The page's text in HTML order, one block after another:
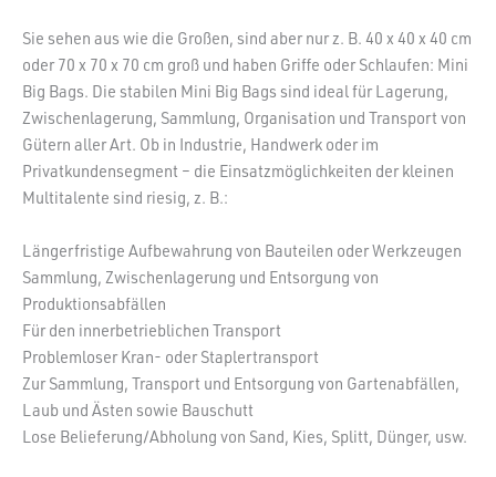
Sie sehen aus wie die Großen, sind aber nur z. B. 40 x 40 x 40 cm
oder 70 x 70 x 70 cm groß und haben Griffe oder Schlaufen: Mini
Big Bags. Die stabilen Mini Big Bags sind ideal für Lagerung,
Zwischenlagerung, Sammlung, Organisation und Transport von
Gütern aller Art. Ob in Industrie, Handwerk oder im
Privatkundensegment – die Einsatzmöglichkeiten der kleinen
Multitalente sind riesig, z. B.:
Längerfristige Aufbewahrung von Bauteilen oder Werkzeugen
Sammlung, Zwischenlagerung und Entsorgung von
Produktionsabfällen
Für den innerbetrieblichen Transport
Problemloser Kran- oder Staplertransport
Zur Sammlung, Transport und Entsorgung von Gartenabfällen,
Laub und Ästen sowie Bauschutt
Lose Belieferung/Abholung von Sand, Kies, Splitt, Dünger, usw.